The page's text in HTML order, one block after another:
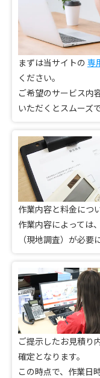
まずは当サイトの 専
ください。
ご希望のサービス内
いただくとスムーズで
作業内容と料金につ
作業内容によっては
（現地調査）が必要
ご提示したお見積り
確定となります。
この時点で、作業日